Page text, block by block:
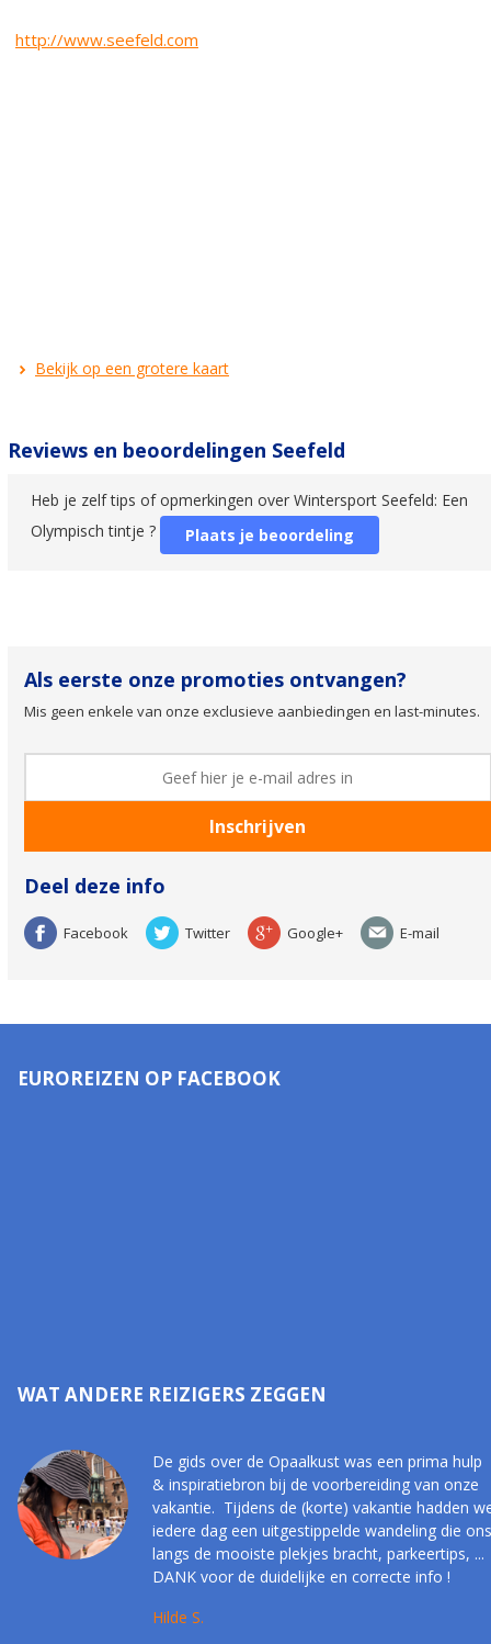
http://www.seefeld.com
Bekijk op een grotere kaart
Reviews en beoordelingen Seefeld
Heb je zelf tips of opmerkingen over Wintersport Seefeld: Een
Olympisch tintje ?
Plaats je beoordeling
Als eerste onze promoties ontvangen?
Mis geen enkele van onze exclusieve aanbiedingen en last-minutes.
Deel deze info
Facebook Twitter Google+ E-mail
EUROREIZEN OP FACEBOOK
WAT ANDERE REIZIGERS ZEGGEN
De gids over de Opaalkust was een prima hulp
& inspiratiebron bij de voorbereiding van onze
vakantie. Tijdens de (korte) vakantie hadden
iedere dag een uitgestippelde wandeling die ons
langs de mooiste plekjes bracht, parkeertips, ...
DANK voor de duidelijke en correcte info !
Hilde S.